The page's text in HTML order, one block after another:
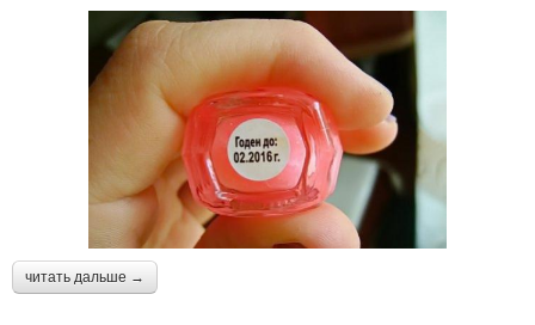
читать дальше →